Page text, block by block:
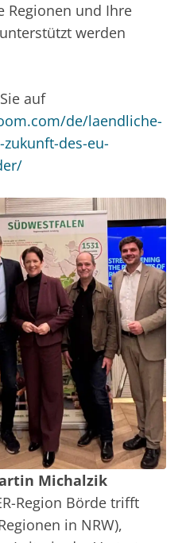
Regionen und Ihre
werden
auf
de/laendliche-
des-eu-
Michalzik
Region Börde trifft
in NRW),